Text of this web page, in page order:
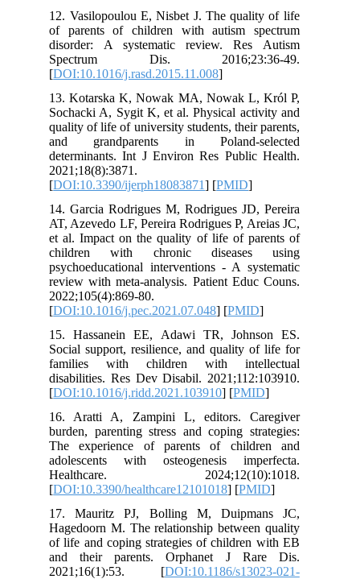
12. Vasilopoulou E, Nisbet J. The
of parents of children with autism
disorder: A systematic review.
Spectrum Dis.
[DOI:10.1016/j.rasd.2015.11.008
13. Kotarska K, Nowak MA, Nowak
Sochacki A, Sygit K, et al. Physical
quality of life of university students,
and grandparents in Poland-
determinants. Int J Environ Res
[DOI:10.3390/ijerph18083871
14. Garcia Rodrigues M, Rodrigues
AT, Azevedo LF, Pereira Rodrigues P,
et al. Impact on the quality of life of
children with chronic
psychoeducational interventions - A
review with meta-analysis. Patient
2022;105(4):869-80.
[DOI:10.1016/j.pec.2021.07.048
15. Hassanein EE, Adawi TR,
Social support, resilience, and quality
families with children with
disabilities. Res Dev Disabil.
[DOI:10.1016/j.ridd.2021.103910
16. Aratti A, Zampini L, editors.
burden, parenting stress and coping
The experience of parents of
adolescents with osteogenesis
Healthcare.
[DOI:10.3390/healthcare12101018
17. Mauritz PJ, Bolling M,
Hagedoorn M. The relationship
of life and coping strategies of
and their parents. Orphanet J
2021;16(1):53. [DOI:10.1186/